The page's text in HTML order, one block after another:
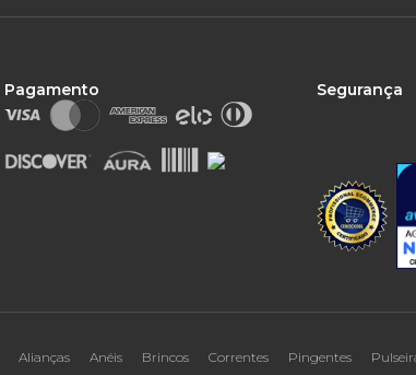
Pagamento Segurança
Alianças Anéis Brincos Correntes Pingentes